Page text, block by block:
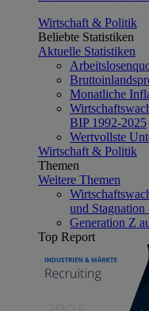
Wirtschaft & Politik
Beliebte Statistiken
Aktuelle Statistiken
Monatliche
BIP 1992-2025
Wertvollste
Wirtschaft & Politik
Themen
Weitere Themen
und
Generation Z
Top Report